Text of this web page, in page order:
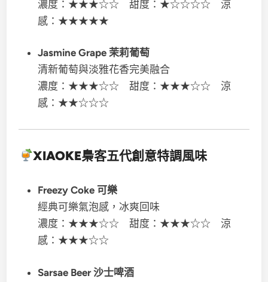
濃度：★★★☆☆ 甜度：★☆☆☆☆ 涼
感：★★★★★
Jasmine Grape 茉莉葡萄
清新葡萄與淡雅花香完美融合
濃度：★★★☆☆ 甜度：★★★☆☆ 涼
感：★★☆☆☆
XIAOKE梟客五代創意特調風味
Freezy Coke 可樂
經典可樂氣泡感，冰爽回味
濃度：★★★☆☆ 甜度：★★★☆☆ 涼
感：★★★☆☆
Sarsae Beer 沙士啤酒